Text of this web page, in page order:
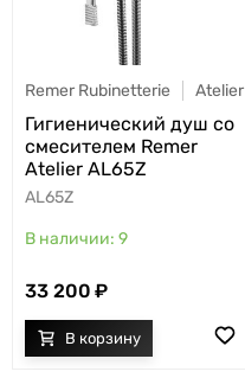
Remer Rubinetterie Atelier
Гигиенический душ со
смесителем Remer
Atelier AL65Z
AL65Z
9
33 200